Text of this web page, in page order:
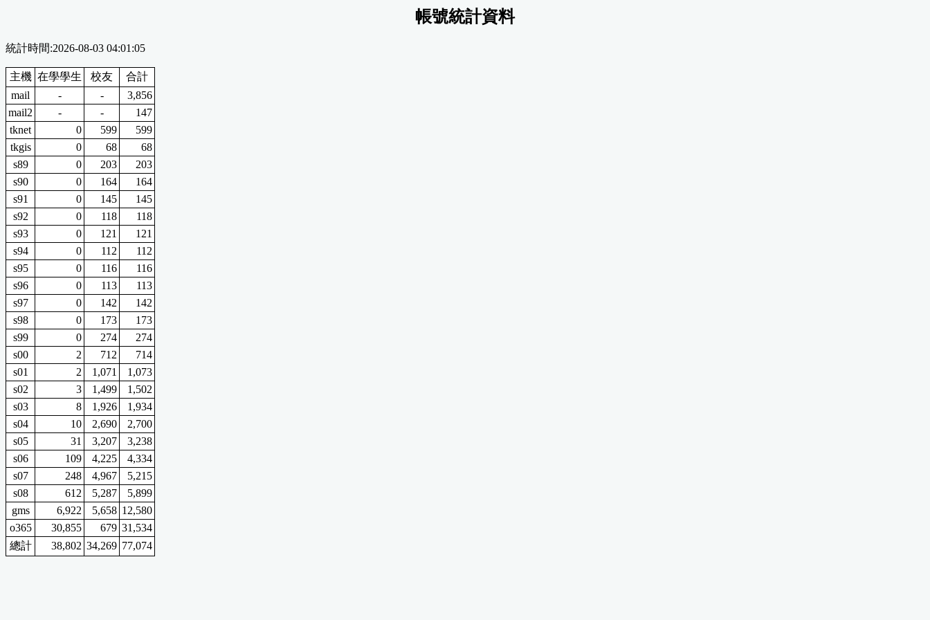
帳號統計資料
統計時間:2026-08-03 04:01:05
主機 在學學生 校友
合計
mail
- -
3,856
mail2
- -
147
tknet
0 599
599
tkgis
0 68
68
s89
0 203
203
s90
0 164
164
s91
0 145
145
s92
0 118
118
s93
0 121
121
s94
0 112
112
s95
0 116
116
s96
0 113
113
s97
0 142
142
s98
0 173
173
s99
0 274
274
s00
2 712
714
s01
2 1,071
1,073
s02
3 1,499
1,502
s03
8 1,926
1,934
s04
10 2,690
2,700
s05
31 3,207
3,238
s06
109 4,225
4,334
s07
248 4,967
5,215
s08
612 5,287
5,899
gms
6,922 5,658 12,580
o365
30,855 679 31,534
總計
38,802 34,269 77,074